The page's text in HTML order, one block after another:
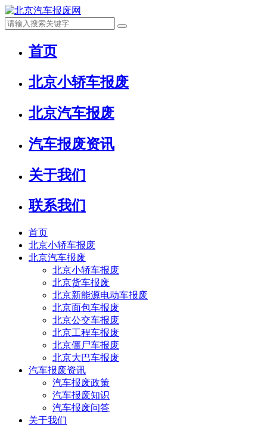
首页
北京小轿车报废
北京汽车报废
汽车报废资讯
关于我们
联系我们
首页
北京小轿车报废
北京汽车报废
北京小轿车报废
北京货车报废
北京新能源电动车报废
北京面包车报废
北京公交车报废
北京工程车报废
北京僵尸车报废
北京大巴车报废
汽车报废资讯
汽车报废政策
汽车报废知识
汽车报废问答
关于我们